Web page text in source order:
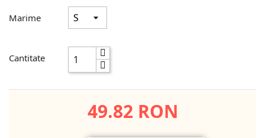
Marime
Cantitate
49.82 RON